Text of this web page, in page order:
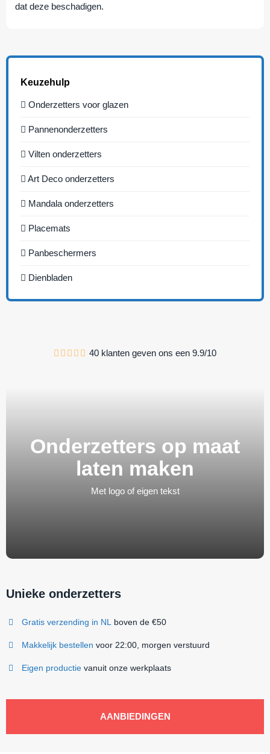
dat deze beschadigen.
Keuzehulp
Onderzetters voor glazen
Pannenonderzetters
Vilten onderzetters
Art Deco onderzetters
Mandala onderzetters
Placemats
Panbeschermers
Dienbladen
40 klanten geven ons een 9.9/10
Onderzetters op maat
laten maken
Met logo of eigen tekst
Unieke onderzetters
Gratis verzending in NL boven de €50
Makkelijk bestellen voor 22:00, morgen verstuurd
Eigen productie vanuit onze werkplaats
AANBIEDINGEN